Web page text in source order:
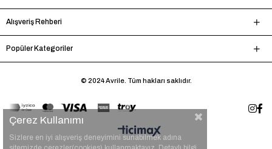
Alışveriş Rehberi
Popüler Kategoriler
© 2024 Avrile. Tüm hakları saklıdır.
Çerez Kullanımı
Sizlere en iyi alışveriş deneyimini sunabilmek adına